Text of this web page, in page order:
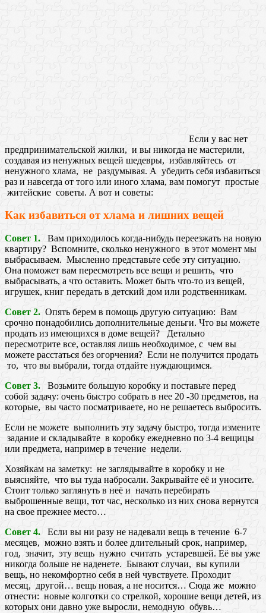
Если у вас нет
предпринимательской жилки, и вы никогда не мастерили,
создавая из ненужных вещей шедевры, избавляйтесь от
ненужного хлама, не раздумывая. А убедить себя избавиться
раз и навсегда от того или иного хлама, вам помогут простые
житейские советы. А вот и советы:
Как избавиться от хлама и лишних вещей
Совет 1.
Вам приходилось когда-нибудь переезжать на новую
квартиру? Вспомните, сколько ненужного в этот момент мы
выбрасываем. Мысленно представьте себе эту ситуацию.
Она поможет вам пересмотреть все вещи и решить, что
выбрасывать, а что оставить. Может быть что-то из вещей,
игрушек, книг передать в детский дом или родственникам.
Совет 2. Опять берем в помощь другую ситуацию: Вам
срочно понадобились дополнительные деньги. Что вы можете
продать из имеющихся в доме вещей? Детально
пересмотрите все, оставляя лишь необходимое, с чем вы
можете расстаться без огорчения? Если не получится продать
то, что вы выбрали, тогда отдайте нуждающимся.
Совет 3.
Возьмите большую коробку и поставьте перед
собой задачу: очень быстро собрать в нее 20 -30 предметов, на
которые, вы часто посматриваете, но не решаетесь выбросить.
Если не можете выполнить эту задачу быстро, тогда измените
задание и складывайте в коробку ежедневно по 3-4 вещицы
или предмета, например в течение недели.
Хозяйкам на заметку: не заглядывайте в коробку и не
выясняйте, что вы туда набросали. Закрывайте её и уносите.
Стоит только заглянуть в неё и начать перебирать
выброшенные вещи, тот час, несколько из них снова вернутся
на свое прежнее место…
Совет 4.
Если вы ни разу не надевали вещь в течение 6-7
месяцев, можно взять и более длительный срок, например,
год, значит, эту вещь нужно считать устаревшей. Её вы уже
никогда больше не наденете. Бывают случаи, вы купили
вещь, но некомфортно себя в ней чувствуете. Проходит
месяц, другой… вещь новая, а не носится… Сюда же можно
отнести: новые колготки со стрелкой, хорошие вещи детей, из
которых они давно уже выросли, немодную обувь…